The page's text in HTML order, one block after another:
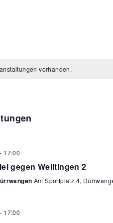
vorhanden.
- 17:00
gegen Weiltingen 2
Am Sportplatz 4,
- 17:00